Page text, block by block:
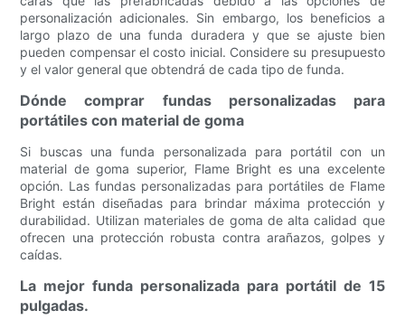
personalización adicionales. Sin embargo, los beneficios a
largo plazo de una funda duradera y que se ajuste bien
pueden compensar el costo inicial. Considere su presupuesto
y el valor general que obtendrá de cada tipo de funda.
Dónde comprar fundas personalizadas para
portátiles con material de goma
Si buscas una funda personalizada para portátil con un
material de goma superior, Flame Bright es una excelente
opción. Las fundas personalizadas para portátiles de Flame
Bright están diseñadas para brindar máxima protección y
durabilidad. Utilizan materiales de goma de alta calidad que
ofrecen una protección robusta contra arañazos, golpes y
caídas.
La mejor funda personalizada para portátil de 15
pulgadas.